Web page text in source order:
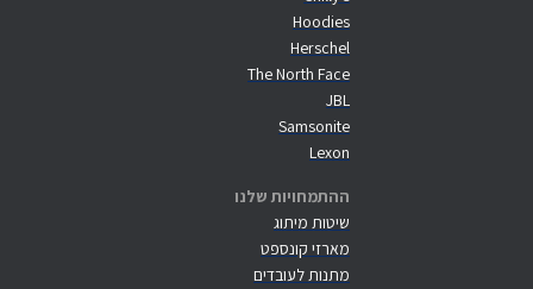
Hoodies
Herschel
The North Face
JBL
Samsonite
Lexon
ההתמחויות שלנו
שיטות מיתוג
מארזי קונספט
מתנות לעובדים